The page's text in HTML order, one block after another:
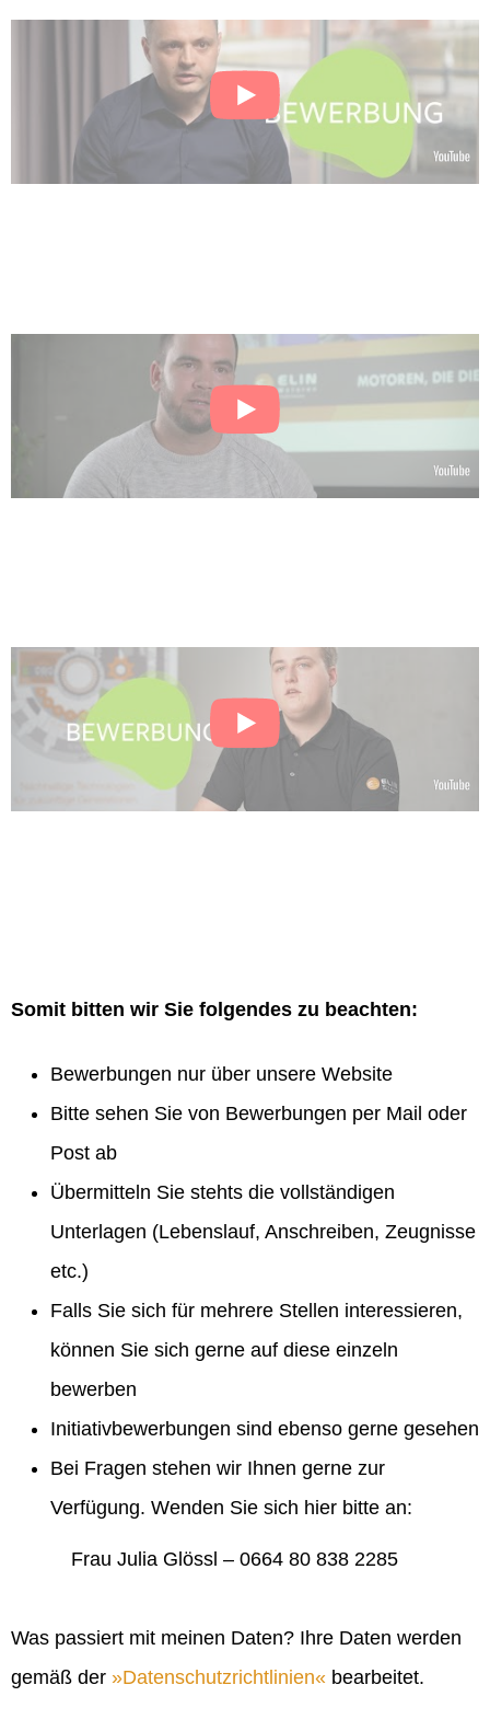
Somit bitten wir Sie folgendes zu beachten:
Bewerbungen nur über unsere Website
Bitte sehen Sie von Bewerbungen per Mail oder
Post ab
Übermitteln Sie stehts die vollständigen
Unterlagen (Lebenslauf, Anschreiben, Zeugnisse
etc.)
Falls Sie sich für mehrere Stellen interessieren,
können Sie sich gerne auf diese einzeln
bewerben
Initiativbewerbungen sind ebenso gerne gesehen
Bei Fragen stehen wir Ihnen gerne zur
Verfügung. Wenden Sie sich hier bitte an:
Frau Julia Glössl – 0664 80 838 2285
Was passiert mit meinen Daten? Ihre Daten werden
gemäß der
Datenschutzrichtlinien bearbeitet.